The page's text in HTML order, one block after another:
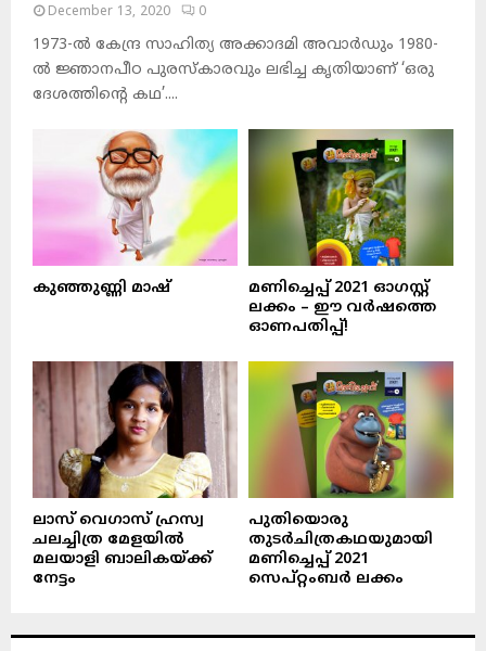
December 13, 2020 0
1973-ല്‍ കേന്ദ്ര സാഹിത്യ അക്കാദമി അവാര്‍ഡും 1980-
ല്‍ ജ്ഞാനപീഠ പുരസ്‌കാരവും ലഭിച്ച കൃതിയാണ് ‘ഒരു
ദേശത്തിന്റെ കഥ’....
കുഞ്ഞുണ്ണി മാഷ്‌
മണിച്ചെപ്പ് 2021 ഓഗസ്റ്റ്
ലക്കം – ഈ വർഷത്തെ
ഓണപതിപ്പ്!
ലാസ് വെഗാസ് ഹ്രസ്വ
ചലച്ചിത്ര മേളയിൽ
മലയാളി ബാലികയ്ക്ക്
നേട്ടം
പുതിയൊരു
തുടർചിത്രകഥയുമായി
മണിച്ചെപ്പ് 2021
സെപ്റ്റംബർ ലക്കം